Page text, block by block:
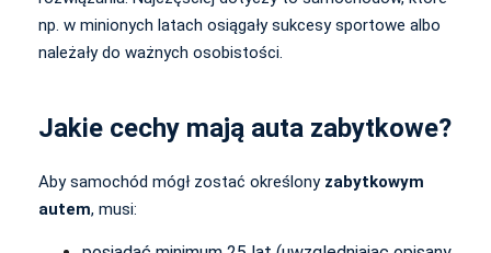
np. w minionych latach osiągały sukcesy sportowe albo
należały do ważnych osobistości.
Jakie cechy mają auta zabytkowe?
Aby samochód mógł zostać określony zabytkowym
autem, musi: